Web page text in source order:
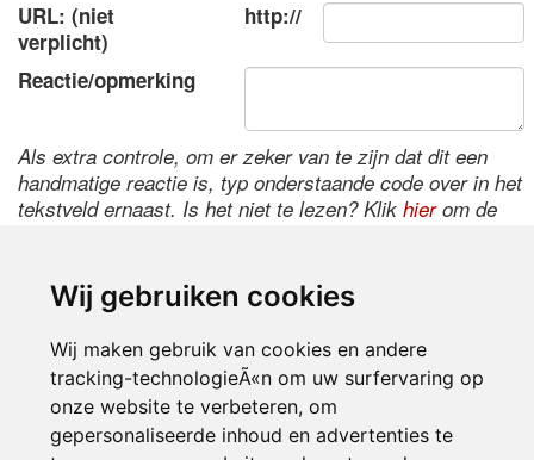
Wij gebruiken cookies
Wij maken gebruik van cookies en andere
tracking-technologieÃ«n om uw surfervaring op
onze website te verbeteren, om
gepersonaliseerde inhoud en advertenties te
URL: (niet
verplicht)
http://
Reactie/opmerking
Als extra controle, om er zeker van te zijn dat dit een
handmatige reactie is, typ onderstaande code over in het
tekstveld ernaast. Is het niet te lezen? Klik hierom de